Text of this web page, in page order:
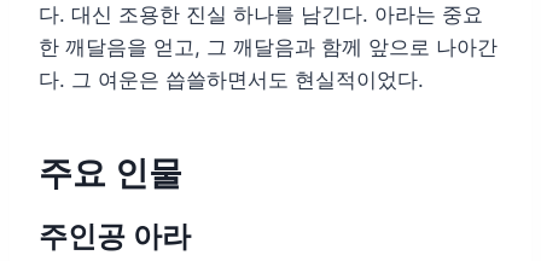
다. 대신 조용한 진실 하나를 남긴다. 아라는 중요
한 깨달음을 얻고, 그 깨달음과 함께 앞으로 나아간
다. 그 여운은 씁쓸하면서도 현실적이었다.
주요 인물
주인공 아라